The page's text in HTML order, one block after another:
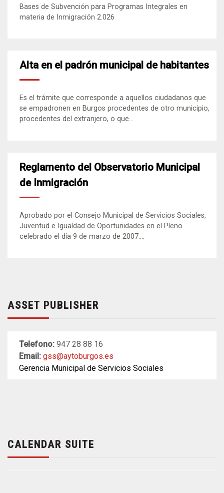
Bases de Subvención para Programas Integrales en
materia de Inmigración 2.026
Alta en el padrón municipal de habitantes
Es el trámite que corresponde a aquellos ciudadanos que
se empadronen en Burgos procedentes de otro municipio,
procedentes del extranjero, o que...
Reglamento del Observatorio Municipal
de Inmigración
Aprobado por el Consejo Municipal de Servicios Sociales,
Juventud e Igualdad de Oportunidades en el Pleno
celebrado el día 9 de marzo de 2007....
ASSET PUBLISHER
Telefono: 947 28 88 16
Email: gss@aytoburgos.es
Gerencia Municipal de Servicios Sociales
CALENDAR SUITE